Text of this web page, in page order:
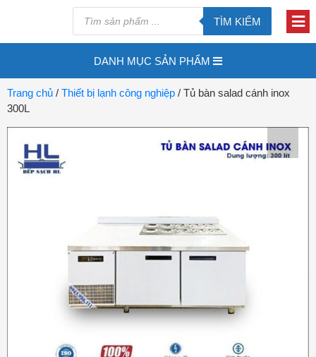
TÌM KIẾM
DANH MỤC SẢN PHẨM
Trang chủ / Thiết bị lạnh công nghiệp / Tủ bàn salad cánh inox
300L